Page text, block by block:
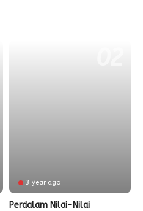
3 year ago
Perdalam Nilai-Nilai